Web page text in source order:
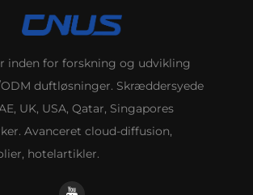
inden for forskning og udvikling
duftløsninger. Skræddersyede
UK, USA, Qatar, Singapores
Avanceret cloud-diffusion,
hotelartikler.